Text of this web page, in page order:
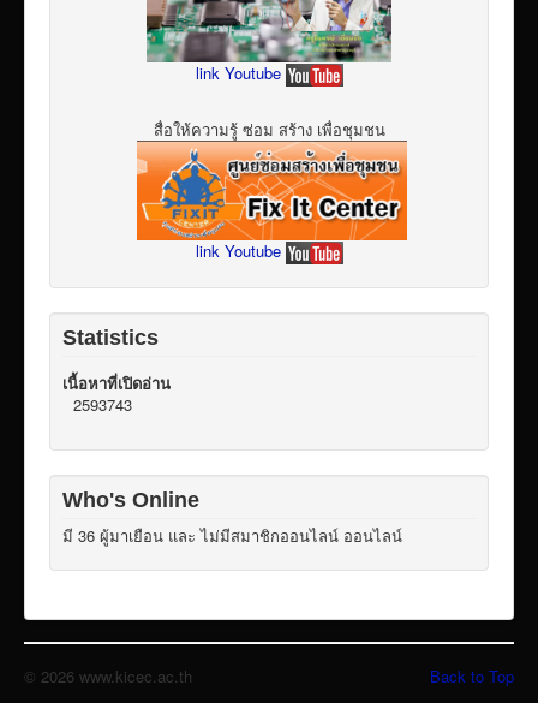
link Youtube
สื่อให้ความรู้ ซ่อม สร้าง เพื่อชุมชน
link Youtube
Statistics
เนื้อหาที่เปิดอ่าน
2593743
Who's Online
มี 36 ผู้มาเยือน และ ไม่มีสมาชิกออนไลน์ ออนไลน์
Back to Top
© 2026 www.kicec.ac.th